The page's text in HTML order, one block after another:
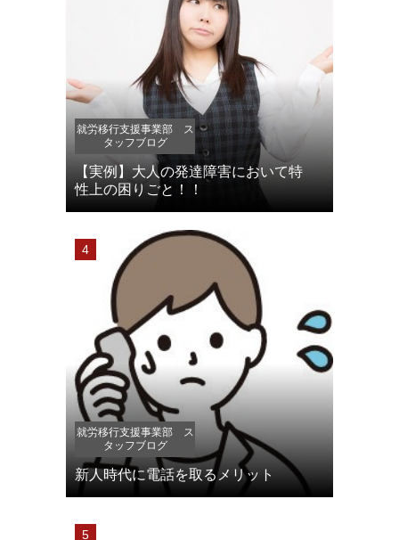
就労移行支援事業部 ス
タッフブログ
【実例】大人の発達障害において特
性上の困りごと！！
就労移行支援事業部 ス
タッフブログ
新人時代に電話を取るメリット